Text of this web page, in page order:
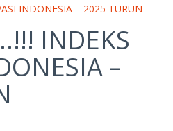
INDONESIA – 2025 TURUN
INDEKS
–